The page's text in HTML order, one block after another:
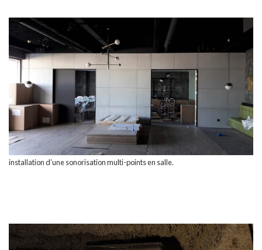
installation d’une sonorisation multi-points en salle.